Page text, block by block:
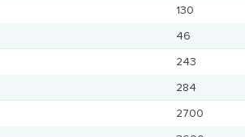
130
46
243
284
2700